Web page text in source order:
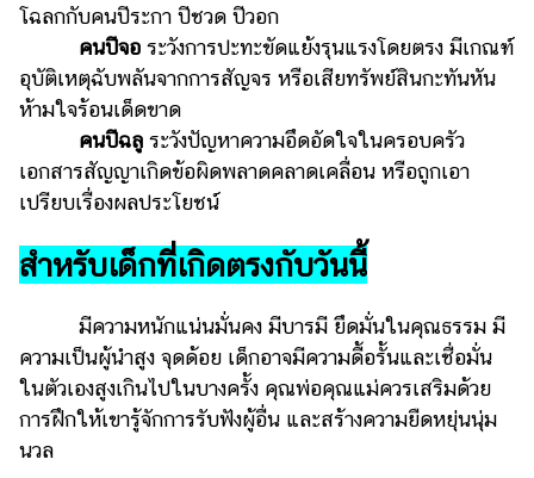
ตี้
แต่งงาน
เด็ก
เลี้ยง
บริการ
แอปฯ
โฉลกกับคนปีระกา ปีชวด ปีวอก
คนปีจอ ระวังการปะทะขัดแย้งรุนแรงโดยตรง มีเกณฑ์
อุบัติเหตุฉับพลันจากการสัญจร หรือเสียทรัพย์สินกะทันหัน
ห้ามใจร้อนเด็ดขาด
คนปีฉลู ระวังปัญหาความอึดอัดใจในครอบครัว
เอกสารสัญญาเกิดข้อผิดพลาดคลาดเคลื่อน หรือถูกเอา
เปรียบเรื่องผลประโยชน์
สำหรับเด็กที่เกิดตรงกับวันนี้
มีความหนักแน่นมั่นคง มีบารมี ยึดมั่นในคุณธรรม มี
ความเป็นผู้นำสูง จุดด้อย เด็กอาจมีความดื้อรั้นและเชื่อมั่น
ในตัวเองสูงเกินไปในบางครั้ง คุณพ่อคุณแม่ควรเสริมด้วย
การฝึกให้เขารู้จักการรับฟังผู้อื่น และสร้างความยืดหยุ่นนุ่ม
นวล